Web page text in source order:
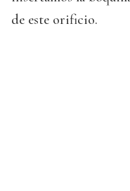
de este orificio.